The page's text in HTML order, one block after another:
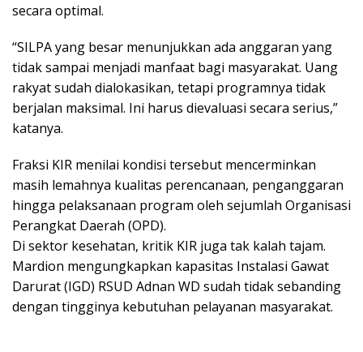
secara optimal.
“SILPA yang besar menunjukkan ada anggaran yang
tidak sampai menjadi manfaat bagi masyarakat. Uang
rakyat sudah dialokasikan, tetapi programnya tidak
berjalan maksimal. Ini harus dievaluasi secara serius,”
katanya.
Fraksi KIR menilai kondisi tersebut mencerminkan
masih lemahnya kualitas perencanaan, penganggaran
hingga pelaksanaan program oleh sejumlah Organisasi
Perangkat Daerah (OPD).
Di sektor kesehatan, kritik KIR juga tak kalah tajam.
Mardion mengungkapkan kapasitas Instalasi Gawat
Darurat (IGD) RSUD Adnan WD sudah tidak sebanding
dengan tingginya kebutuhan pelayanan masyarakat.